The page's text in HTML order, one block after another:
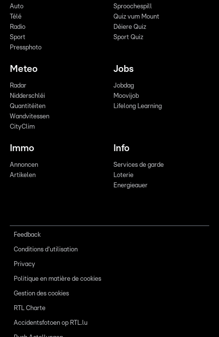
Auto
Télé
Radio
Sport
Pressphoto
Sproochespill
Quiz vum Mount
Déiere Quiz
Sport Quiz
Meteo
Radar
Nidderschléi
Quantitéiten
Wandvitessen
CityClim
Jobs
Jobdag
Moovijob
Lifelong Learning
Immo
Annoncen
Artikelen
Info
Services de garde
Loterie
Energieauer
Feedback
Conditions d'utilisation
Privacy
Politique en matière de cookies
Gestion des cookies
RTL Charte
Accidentsfotoen op RTL.lu